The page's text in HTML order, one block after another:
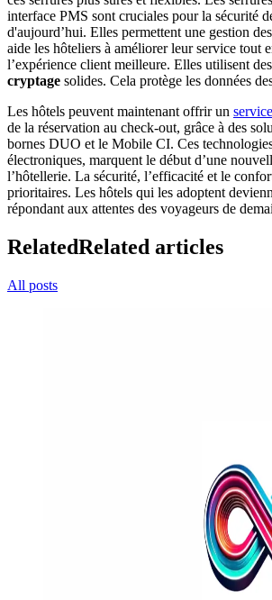
interface PMS sont cruciales pour la sécurité
d'aujourd’hui. Elles permettent une gestion
aide les hôteliers à améliorer leur service tout
l’expérience client meilleure. Elles utilisent des
cryptage solides. Cela protège les données
Les hôtels peuvent maintenant offrir un
de la réservation au check-out, grâce à des
bornes DUO et le Mobile CI. Ces
électroniques, marquent le début d’une
l’hôtellerie. La sécurité, l’efficacité et le
prioritaires. Les hôtels qui les adoptent
répondant aux attentes des voyageurs de
RelatedRelated articles
All posts